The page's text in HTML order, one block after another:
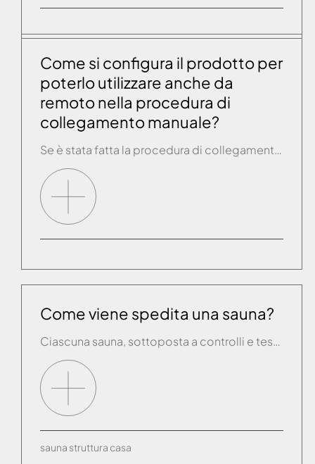
Come si configura il prodotto per
poterlo utilizzare anche da
remoto nella procedura di
collegamento manuale?
Se è stata fatta la procedura di collegamento manuale e si intende utilizzare il prodotto anche da remoto, è necessario fare una ulteriore configurazione. Aprire perciò il menù a tendina dentro la app Effe e selezionare “Configura nuova connessione WiFi”. A questo punto la app ci mostra tutte le connessioni wifi presenti (la connessione WiFi […]
Come viene spedita una sauna?
Ciascuna sauna, sottoposta a controlli e test di funzionamento e sicurezza, viene imballata in una unica cassa all'interno della quale vengono stoccate le pareti.
sauna struttura casa